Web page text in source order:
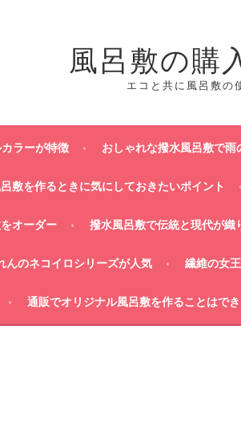
風呂敷の購
エコと共に風呂敷の
カラーが特徴 おしゃれな撥水風呂敷で雨
敷を作るときに気にしておきたいポイント
オーダー 撥水風呂敷で伝統と現代が織
んのネコイロシリーズが人気 繊維の女
通販でオリジナル風呂敷を作ることはでき